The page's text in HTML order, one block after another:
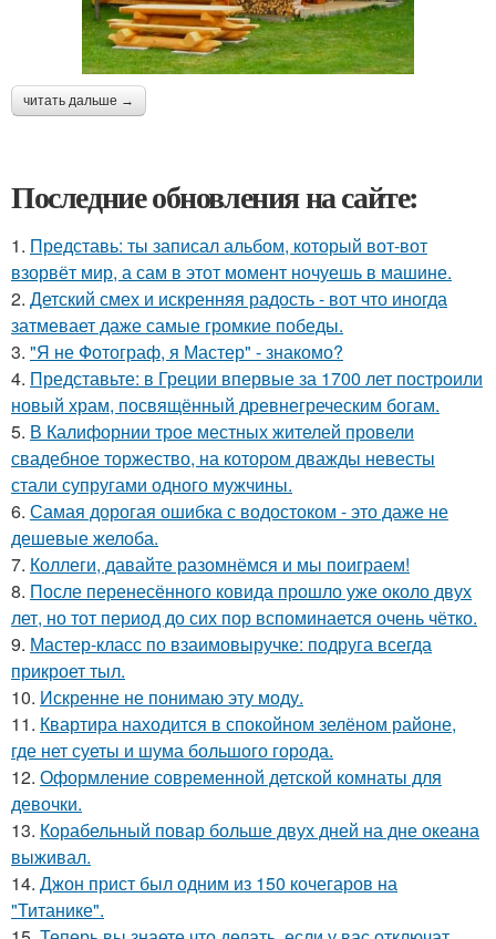
читать дальше →
Последние обновления на сайте:
1. Представь: ты записал альбом, который вот-вот
взорвёт мир, а сам в этот момент ночуешь в машине.
2. Детский смех и искренняя радость - вот что иногда
затмевает даже самые громкие победы.
3. "Я не Фотограф, я Мастер" - знакомо?
4. Представьте: в Греции впервые за 1700 лет построили
новый храм, посвящённый древнегреческим богам.
5. В Калифорнии трое местных жителей провели
свадебное торжество, на котором дважды невесты
стали супругами одного мужчины.
6. Самая дорогая ошибка с водостоком - это даже не
дешевые желоба.
7. Коллеги, давайте разомнёмся и мы поиграем!
8. После перенесённого ковида прошло уже около двух
лет, но тот период до сих пор вспоминается очень чётко.
9. Мастер-класс по взаимовыручке: подруга всегда
прикроет тыл.
10. Искренне не понимаю эту моду.
11. Квартира находится в спокойном зелёном районе,
где нет суеты и шума большого города.
12. Оформление современной детской комнаты для
девочки.
13. Корабельный повар больше двух дней на дне океана
выживал.
14. Джон прист был одним из 150 кочегаров на
"Титанике".